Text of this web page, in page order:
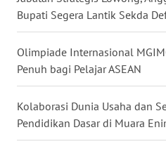
Bupati Segera Lantik Sekda
Olimpiade Internasional
Penuh bagi Pelajar ASEAN
Kolaborasi Dunia Usaha dan
Pendidikan Dasar di Muara
WN